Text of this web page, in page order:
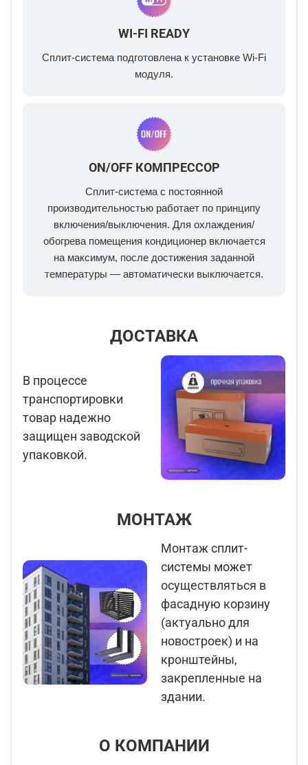
WI-FI READY
Сплит-система подготовлена к установке Wi-Fi
модуля.
ON/OFF КОМПРЕССОР
Сплит-система с постоянной
производительностью работает по принципу
включения/выключения. Для охлаждения/
обогрева помещения кондиционер включается
на максимум, после достижения заданной
температуры — автоматически выключается.
ДОСТАВКА
В процессе
транспортировки
товар надежно
защищен заводской
упаковкой.
МОНТАЖ
Монтаж сплит-
системы может
осуществляться в
фасадную корзину
(актуально для
новостроек) и на
кронштейны,
закрепленные на
здании.
О КОМПАНИИ